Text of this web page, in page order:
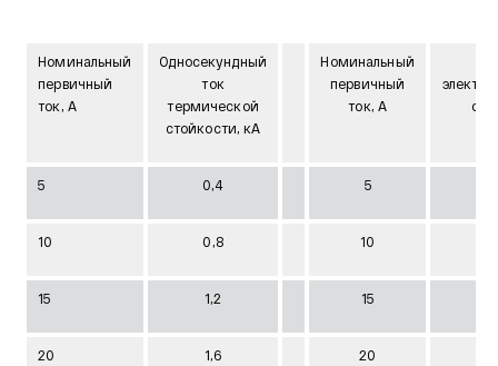
Номинальный
первичный
ток, А
Односекундный
ток
термической
стойкости, кА
Номинальный
первичный
ток, А
5 0,4 5
10 0,8 10
15 1,2 15
20 1,6 20